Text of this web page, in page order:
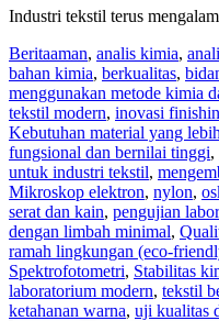
Industri tekstil terus
Beritaaman, analis kimia,
bahan kimia, berkualitas,
menggunakan metode kimia
tekstil modern, inovasi
Kebutuhan material yang
fungsional dan bernilai tinggi,
untuk industri tekstil,
Mikroskop elektron, nylon,
serat dan kain, pengujian
dengan limbah minimal,
ramah lingkungan (eco-
Spektrofotometri, Stabilitas
laboratorium modern, tekstil
ketahanan warna, uji kualitas